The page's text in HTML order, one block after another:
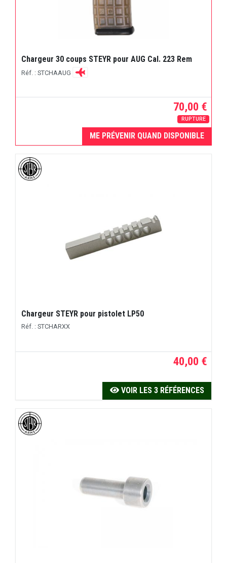
Chargeur 30 coups STEYR pour AUG Cal. 223 Rem
Réf. : STCHAAUG
70,00 €
RUPTURE
ME PRÉVENIR QUAND DISPONIBLE
Chargeur STEYR pour pistolet LP50
Réf. : STCHARXX
40,00 €
VOIR LES 3 RÉFÉRENCES